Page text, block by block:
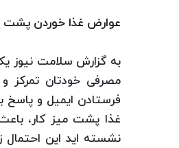
عوارض غذا خوردن پشت
به گزارش سلامت نیوز
مصرفی خودتان تمرکز
فرستادن ایمیل و
غذا پشت میز کار،
نشسته اید این احتمال